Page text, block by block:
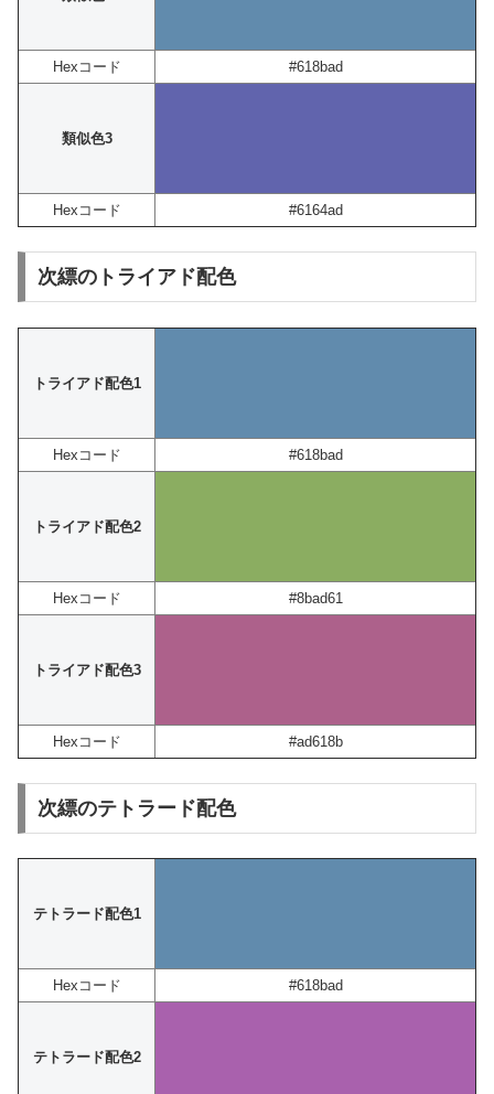
Hexコード #618bad
類似色3
Hexコード #6164ad
次縹のトライアド配色
トライアド配色1
Hexコード #618bad
トライアド配色2
Hexコード #8bad61
トライアド配色3
Hexコード #ad618b
次縹のテトラード配色
テトラード配色1
Hexコード #618bad
テトラード配色2